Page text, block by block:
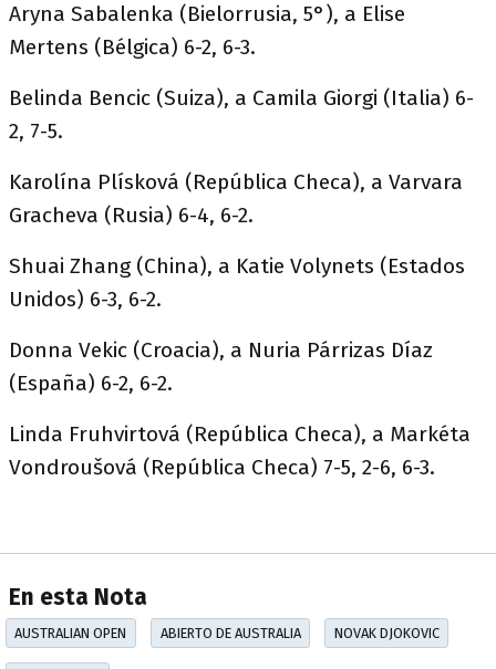
Aryna Sabalenka (Bielorrusia, 5°), a Elise
Mertens (Bélgica) 6-2, 6-3.
Belinda Bencic (Suiza), a Camila Giorgi (Italia) 6-
2, 7-5.
Karolína Plísková (República Checa), a Varvara
Gracheva (Rusia) 6-4, 6-2.
Shuai Zhang (China), a Katie Volynets (Estados
Unidos) 6-3, 6-2.
Donna Vekic (Croacia), a Nuria Párrizas Díaz
(España) 6-2, 6-2.
Linda Fruhvirtová (República Checa), a Markéta
Vondroušová (República Checa) 7-5, 2-6, 6-3.
En esta Nota
AUSTRALIAN OPEN ABIERTO DE AUSTRALIA NOVAK DJOKOVIC